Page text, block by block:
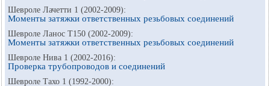
Шевроле Лачетти 1 (2002-2009):
Моменты затяжки ответственных резьбовых соединений
Шевроле Ланос Т150 (2002-2009):
Моменты затяжки ответственных резьбовых соединений
Шевроле Нива 1 (2002-2016):
Проверка трубопроводов и соединений
Шевроле Тахо 1 (1992-2000):